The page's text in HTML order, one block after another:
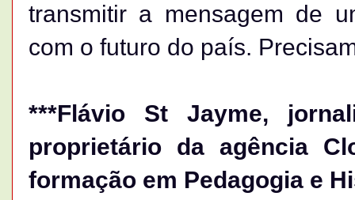
transmitir a mensagem de
com o futuro do país.
***Flávio St Jayme,
proprietário da agência
formação em Pedagogia e